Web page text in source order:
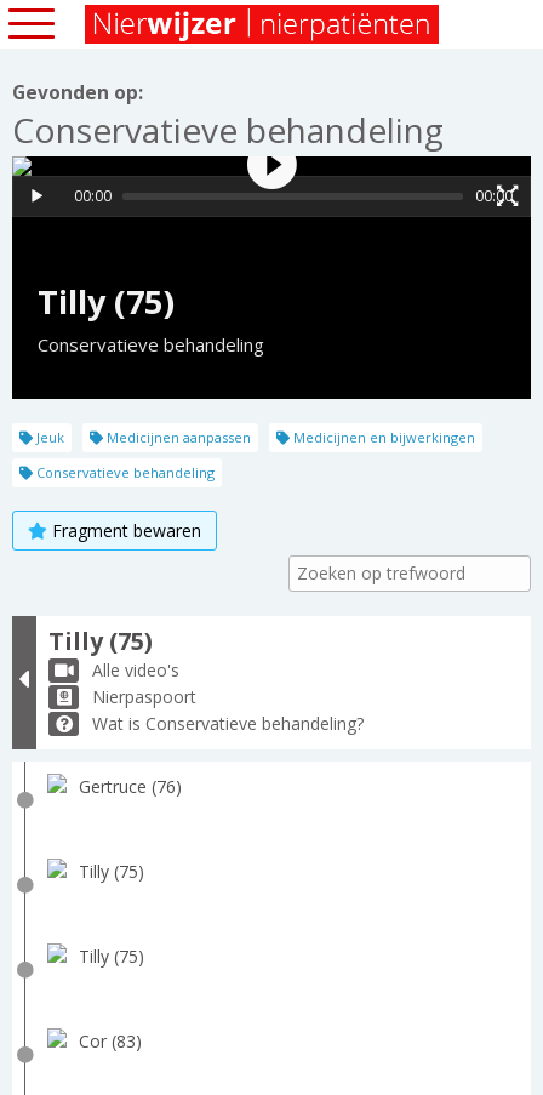
Gevonden op:
Conservatieve behandeling
Tilly (75)
Conservatieve behandeling
00:00 00:00
Jeuk Medicijnen aanpassen
Medicijnen en bijwerkingen
Conservatieve behandeling
Fragment bewaren
Tilly (75)
Alle video's
Nierpaspoort
Wat is Conservatieve behandeling?
Gertruce (76)
Tilly (75)
Tilly (75)
Cor (83)